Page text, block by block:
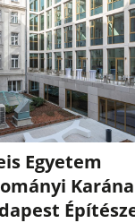
Egyetem